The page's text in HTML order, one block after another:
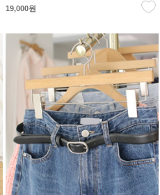
19,000원